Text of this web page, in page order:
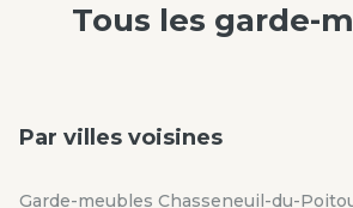
Tous les garde-
Par villes voisines
Garde-meubles Chasseneuil-du-